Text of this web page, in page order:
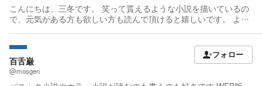
こんにちは、三冬です。 笑って貰えるような小説を描いているの
で、元気がある方も欲しい方も読んで頂けると嬉しいです。 よろ
百舌巌
@mosgen
フォロー